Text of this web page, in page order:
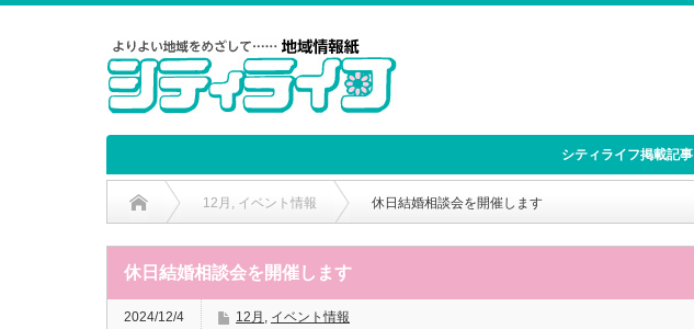
シティライフ掲載記事
12月 , イベント情報 休日結婚相談会を開催します
休日結婚相談会を開催します
2024/12/4 12月 , イベント情報